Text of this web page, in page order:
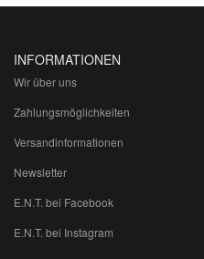
INFORMATIONEN
Wir über uns
Zahlungsmöglichkeiten
Versandinformationen
Newsletter
E.N.T. bei Facebook
E.N.T. bei Instagram